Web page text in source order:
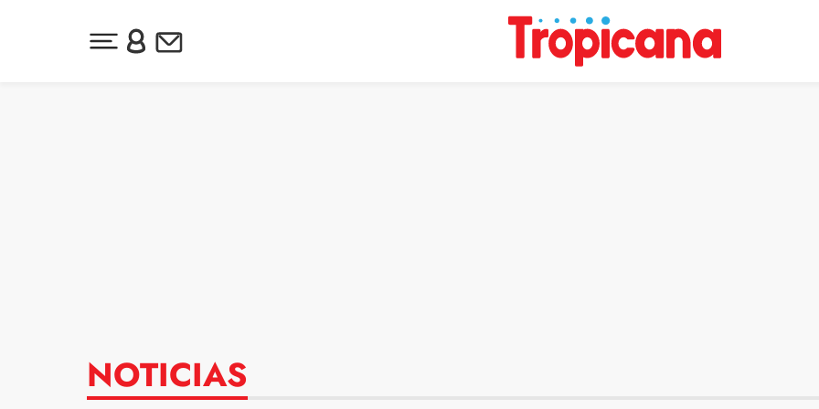
Desplegar menú principal
Inicia sesión o regístrate
Newsletter
NOTICIAS